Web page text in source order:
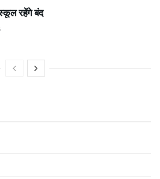
रहेंगे बंद